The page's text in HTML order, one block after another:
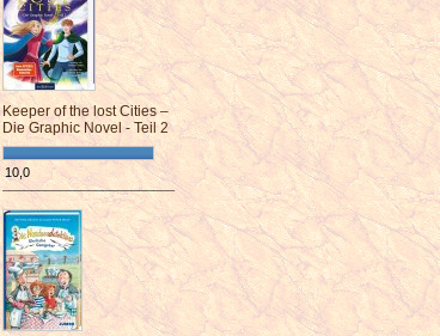
Keeper of the lost Cities –
Die Graphic Novel - Teil 2
10,0
¯¯¯¯¯¯¯¯¯¯¯¯¯¯¯¯¯¯¯¯¯¯¯¯